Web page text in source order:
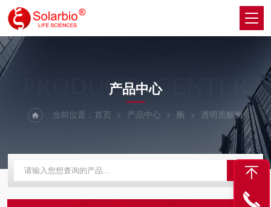
PRODUCTS CENTER
产品中心
当前位置： 首页 产品中心 酶 透明质酸酶